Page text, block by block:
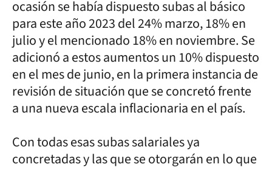
ocasión se había dispuesto subas al básico
para este año 2023 del 24% marzo, 18% en
julio y el mencionado 18% en noviembre. Se
adicionó a estos aumentos un 10% dispuesto
en el mes de junio, en la primera instancia de
revisión de situación que se concretó frente
a una nueva escala inflacionaria en el país.
Con todas esas subas salariales ya
concretadas y las que se otorgarán en lo que